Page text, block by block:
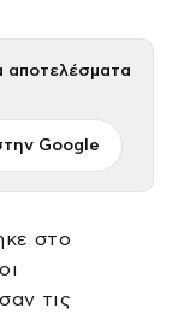
αποτελέσματα
Google
στο
τις